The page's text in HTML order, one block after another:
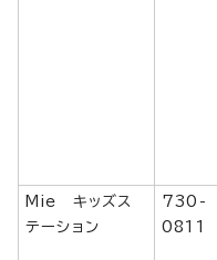
Mie キッズス
テーション
730-
0811